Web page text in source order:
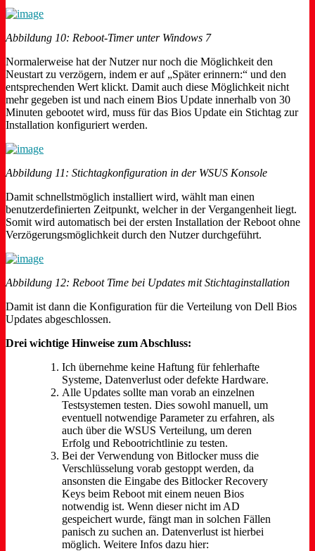
Abbildung 10: Reboot-Timer unter Windows 7
Normalerweise hat der Nutzer nur noch die Möglichkeit den
Neustart zu verzögern, indem er auf „Später erinnern:“ und den
entsprechenden Wert klickt. Damit auch diese Möglichkeit nicht
mehr gegeben ist und nach einem Bios Update innerhalb von 30
Minuten gebootet wird, muss für das Bios Update ein Stichtag zur
Installation konfiguriert werden.
Abbildung 11: Stichtagkonfiguration in der WSUS Konsole
Damit schnellstmöglich installiert wird, wählt man einen
benutzerdefinierten Zeitpunkt, welcher in der Vergangenheit liegt.
Somit wird automatisch bei der ersten Installation der Reboot ohne
Verzögerungsmöglichkeit durch den Nutzer durchgeführt.
Abbildung 12: Reboot Time bei Updates mit Stichtaginstallation
Damit ist dann die Konfiguration für die Verteilung von Dell Bios
Updates abgeschlossen.
Drei wichtige Hinweise zum Abschluss:
Ich übernehme keine Haftung für fehlerhafte
Systeme, Datenverlust oder defekte Hardware.
Alle Updates sollte man vorab an einzelnen
Testsystemen testen. Dies sowohl manuell, um
eventuell notwendige Parameter zu erfahren, als
auch über die WSUS Verteilung, um deren
Erfolg und Rebootrichtlinie zu testen.
Bei der Verwendung von Bitlocker muss die
Verschlüsselung vorab gestoppt werden, da
ansonsten die Eingabe des Bitlocker Recovery
Keys beim Reboot mit einem neuen Bios
notwendig ist. Wenn dieser nicht im AD
gespeichert wurde, fängt man in solchen Fällen
panisch zu suchen an. Datenverlust ist hierbei
möglich. Weitere Infos dazu hier: